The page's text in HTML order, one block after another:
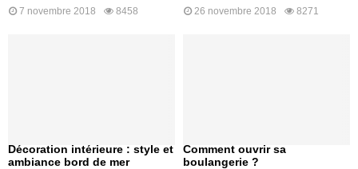
7 novembre 2018 8458 26 novembre 2018 8271
Décoration intérieure : style et
ambiance bord de mer
Comment ouvrir sa
boulangerie ?